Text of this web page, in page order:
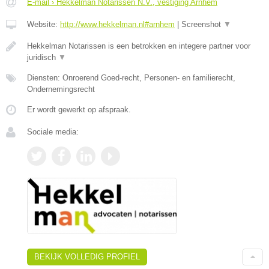
E-mail › Hekkelman Notarissen N.V., vestiging Arnhem
Website: http://www.hekkelman.nl#arnhem | Screenshot ▼
Hekkelman Notarissen is een betrokken en integere partner voor
juridisch ▼
Diensten: Onroerend Goed-recht, Personen- en familierecht,
Ondernemingsrecht
Er wordt gewerkt op afspraak.
Sociale media:
BEKIJK VOLLEDIG PROFIEL